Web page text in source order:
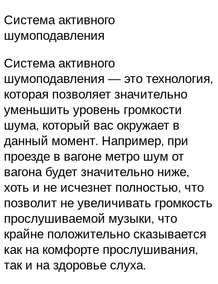
Система активного
шумоподавления
Система активного
шумоподавления — это технология,
которая позволяет значительно
уменьшить уровень громкости
шума, который вас окружает в
данный момент. Например, при
проезде в вагоне метро шум от
вагона будет значительно ниже,
хоть и не исчезнет полностью, что
позволит не увеличивать громкость
прослушиваемой музыки, что
крайне положительно сказывается
как на комфорте прослушивания,
так и на здоровье слуха.